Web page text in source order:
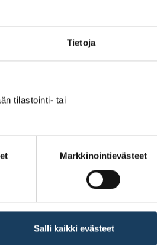
Tietoja
tilastointi- tai
Markkinointievästeet
Salli kaikki evästeet
että niitä uudelleen
muiden verovapaiden
käyttöön 1.1.2020.
parannetaan,
työelämätaitojen sekä